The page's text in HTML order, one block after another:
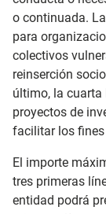
o continuada.
para
colectivos
reinserción
último, la cuarta
proyectos de
facilitar los fines
El importe
tres primeras
entidad podrá